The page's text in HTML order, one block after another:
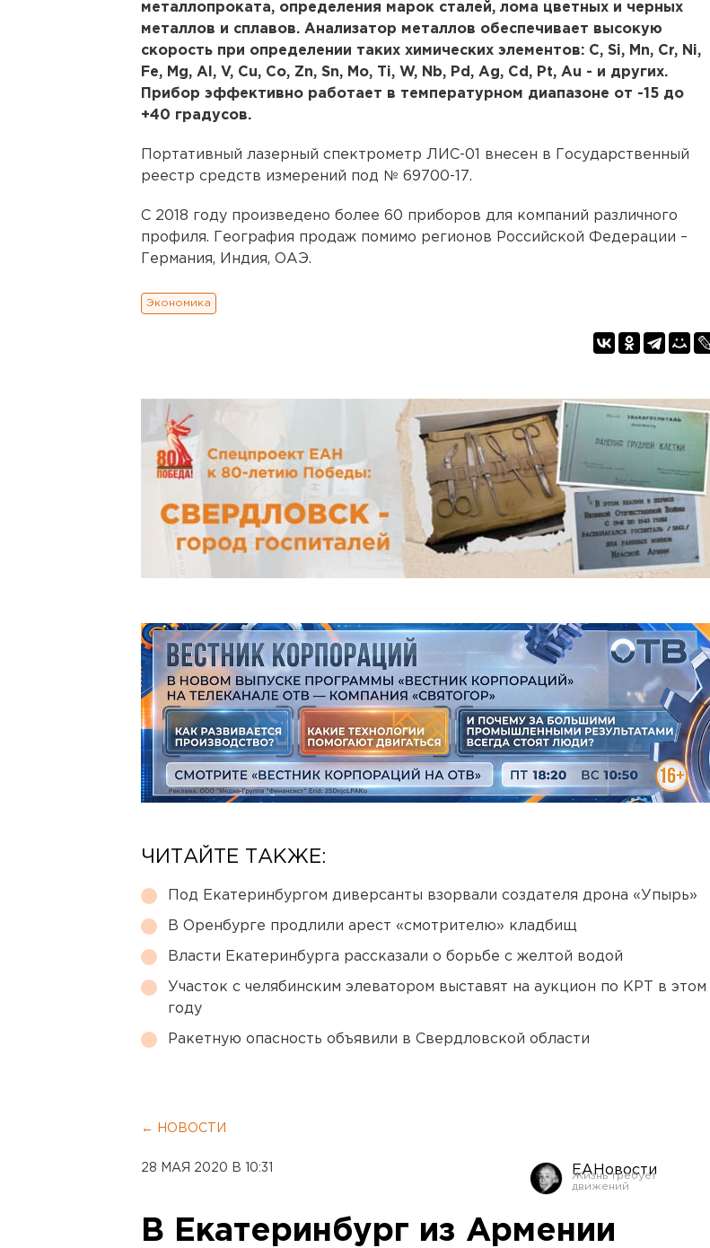
металлопроката, определения марок сталей, лома цветных и черных
металлов и сплавов. Анализатор металлов обеспечивает высокую
скорость при определении таких химических элементов: C, Si, Mn, Cr, Ni,
Fe, Mg, Al, V, Cu, Co, Zn, Sn, Mo, Ti, W, Nb, Pd, Ag, Cd, Pt, Au - и других.
Прибор эффективно работает в температурном диапазоне от -15 до
+40 градусов.
Портативный лазерный спектрометр ЛИС-01 внесен в Государственный
реестр средств измерений под № 69700-17.
С 2018 году произведено более 60 приборов для компаний различного
профиля. География продаж помимо регионов Российской Федерации –
Германия, Индия, ОАЭ.
Экономика
ЧИТАЙТЕ ТАКЖЕ:
Под Екатеринбургом диверсанты взорвали создателя дрона «Упырь»
В Оренбурге продлили арест «смотрителю» кладбищ
Власти Екатеринбурга рассказали о борьбе с желтой водой
Участок с челябинским элеватором выставят на аукцион по КРТ в этом
году
Ракетную опасность объявили в Свердловской области
← НОВОСТИ
28 МАЯ 2020 В 10:31 ЕАНовости
В Екатеринбург из Армении